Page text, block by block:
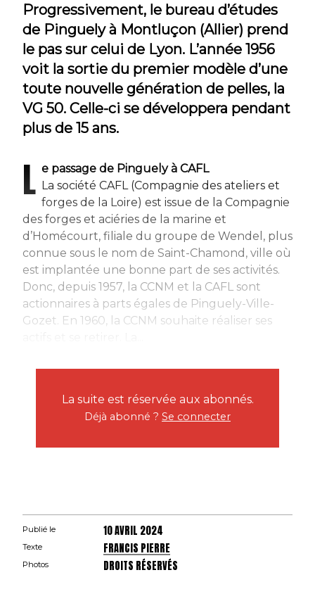
Progressivement, le bureau d’études
de Pinguely à Montluçon (Allier) prend
le pas sur celui de Lyon. L’année 1956
voit la sortie du premier modèle d’une
toute nouvelle génération de pelles, la
VG 50. Celle-ci se développera pendant
plus de 15 ans.
L e passage de Pinguely à CAFL
La société CAFL (Compagnie des ateliers et
forges de la Loire) est issue de la Compagnie
des forges et aciéries de la marine et
d’Homécourt, filiale du groupe de Wendel, plus
connue sous le nom de Saint-Chamond, ville où
est implantée une bonne part de ses activités.
Donc, depuis 1957, la CCNM et la CAFL sont
actionnaires à parts égales de Pinguely-Ville-
Gozet. En 1960, la CCNM souhaite réaliser ses
La suite est réservée aux abonnés.
Déjà abonné ? Se connecter
Publié le 10 AVRIL 2024
Texte FRANCIS PIERRE
Photos DROITS RÉSERVÉS